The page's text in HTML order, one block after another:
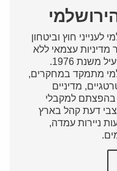
לענייני חוץ וביטחון
מדיניות עצמאי ללא
כוונת רווח, הפעיל משנת 1976.
מתמקד במחקרים,
מדיניים
בהפצתם למקבלי
דעת קהל בארץ
ניירות עמדה,